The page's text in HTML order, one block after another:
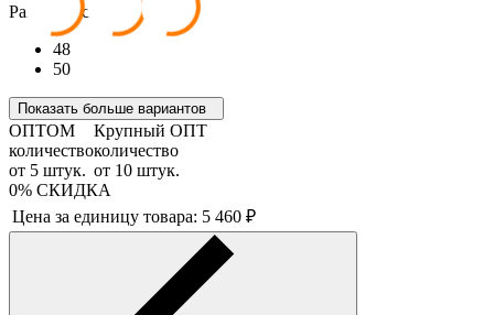
Размер костюма:
48
50
Показать больше вариантов
ОПТОМ
количество
от 5 штук.
Крупный ОПТ
количество
от 10 штук.
0% СКИДКА
Цена за единицу товара: 5 460 ₽